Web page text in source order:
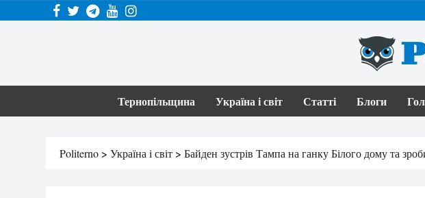
Тернопільщина Україна і світ Статті Блоги
Politerno > Україна і світ > Байден зустрів Тампа на ганку Білого дому та